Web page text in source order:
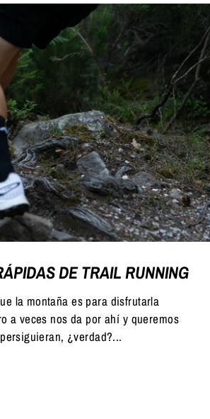
DE TRAIL RUNNING
la montaña es para disfrutarla
a veces nos da por ahí y queremos
¿verdad?...